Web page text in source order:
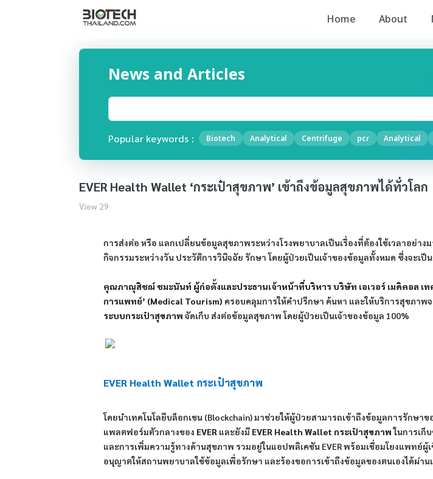
Home About
News and Articles
Popular keywords : Biotech Analytical Centrifuge pcr Analytical
EVER Health Wallet ‘กระเป๋าสุขภาพ’ เข้าถึงข้อมูลสุขภาพได้ทั่วโลก
View 29
การส่งต่อ หรือ แลกเปลี่ยนข้อมูลสุขภาพระหว่างโรงพยาบาลเป็นเรื่องที่ต้องใช้เวลาอย่า
กิจกรรมระหว่างวัน ประวัติการวินิจฉัย รักษา โดยผู้ป่วยเป็นเจ้าของข้อมูลทั้งหมด ซึ่งจะเ
คุณภาณุสิชฌ์ ชมะนันท์ ผู้ก่อตั้งและประธานเจ้าหน้าที่บริหาร บริษัท เอเวอร์ เมดิคอล เท
การแพทย์’ (Medical Tourism) ครอบคลุมการให้คำปรึกษา ค้นหา และให้บริการสุขภาพ
ระบบกระเป๋าสุขภาพ จัดเก็บ ส่งต่อข้อมูลสุขภาพ โดยผู้ป่วยเป็นเจ้าของข้อมูล 100%
EVER Health Wallet กระเป๋าสุขภาพ
โดยนำเทคโนโลยีบล็อกเชน (Blockchain) มาช่วยให้ผู้ป่วยสามารถเข้าถึงข้อมูลการรักษ
แพลตฟอร์มตัวกลางของ EVER และยังมี EVER Health Wallet กระเป๋าสุขภาพในการเก็
และการเพิ่มความรู้ทางด้านสุขภาพ รวมอยู่ในแอปพลิเคชัน EVER พร้อมเชื่อมโยงแพทย์ผู้
อนุญาตให้สถานพยาบาลใช้ข้อมูลเพื่อรักษา และร้องขอการเข้าถึงข้อมูลของตนเองได้ผ่า